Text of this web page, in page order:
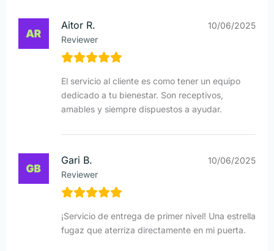
Aitor R.
Reviewer
10/06/2025
El servicio al cliente es como tener un equipo
dedicado a tu bienestar. Son receptivos,
amables y siempre dispuestos a ayudar.
Gari B.
Reviewer
10/06/2025
¡Servicio de entrega de primer nivel! Una estrella
fugaz que aterriza directamente en mi puerta.